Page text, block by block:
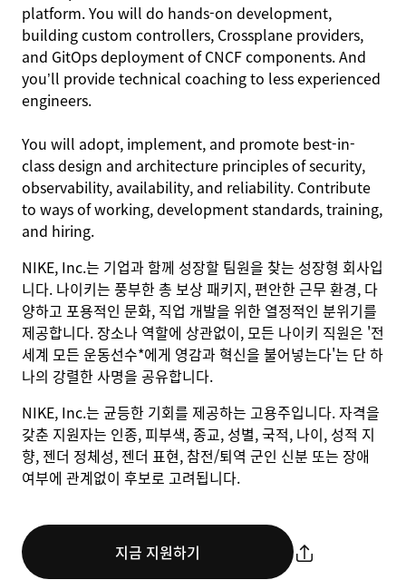
platform. You will do hands-on development,
building custom controllers, Crossplane providers,
and GitOps deployment of CNCF components. And
you’ll provide technical coaching to less experienced
engineers.
You will adopt, implement, and promote best-in-
class design and architecture principles of security,
observability, availability, and reliability. Contribute
to ways of working, development standards, training,
and hiring.
NIKE, Inc.는 기업과 함께 성장할 팀원을 찾는 성장형 회사입
니다. 나이키는 풍부한 총 보상 패키지, 편안한 근무 환경, 다
양하고 포용적인 문화, 직업 개발을 위한 열정적인 분위기를
제공합니다. 장소나 역할에 상관없이, 모든 나이키 직원은 '전
세계 모든 운동선수*에게 영감과 혁신을 불어넣는다'는 단 하
나의 강렬한 사명을 공유합니다.
NIKE, Inc.는 균등한 기회를 제공하는 고용주입니다. 자격을
갖춘 지원자는 인종, 피부색, 종교, 성별, 국적, 나이, 성적 지
향, 젠더 정체성, 젠더 표현, 참전/퇴역 군인 신분 또는 장애
여부에 관계없이 후보로 고려됩니다.
지금 지원하기